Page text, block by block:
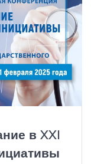
в XXI